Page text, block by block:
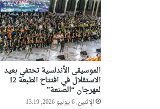
الموسيقى الأندلسية تحتفي بعيد
الاستقلال في افتتاح الطبعة 12
لمهرجان “الصنعة”
الإثنين, 6 يوليو 2026, 13:19